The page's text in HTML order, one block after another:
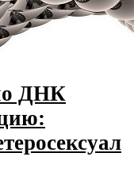
ДНК